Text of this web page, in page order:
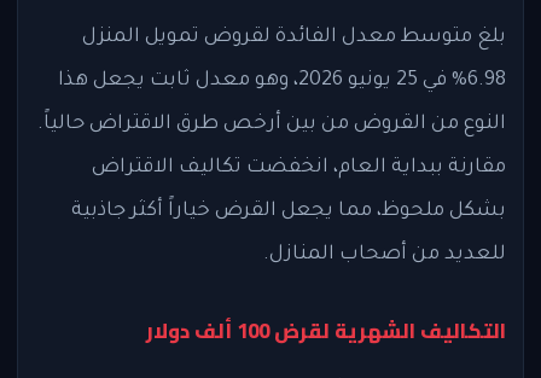
بلغ متوسط معدل الفائدة لقروض تمويل المنزل
6.98% في 25 يونيو 2026، وهو معدل ثابت يجعل هذا
النوع من القروض من بين أرخص طرق الاقتراض حالياً.
مقارنة ببداية العام، انخفضت تكاليف الاقتراض
بشكل ملحوظ، مما يجعل القرض خياراً أكثر جاذبية
للعديد من أصحاب المنازل.
التكاليف الشهرية لقرض 100 ألف دولار